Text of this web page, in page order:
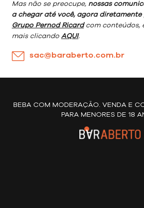
Mas não se preocupe, nossas
a chegar até você, agora diretamente
Grupo Pernod Ricardcom conteúdos,
mais clicando AQUI.
sac@baraberto.com.br
BEBA COM MODERAÇÃO. VENDA E
PARA MENORES DE 18